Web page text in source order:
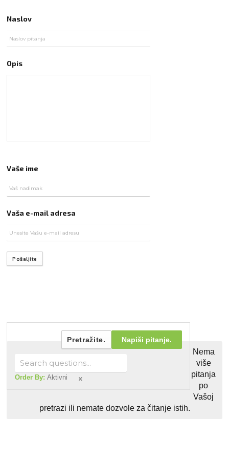
Naslov
Opis
Vaše ime
Vaša e-mail adresa
Pošaljite
Napiši pitanje.
Pretražite.
Order By:Aktivni
Nema
više
pitanja
po
Vašoj
pretrazi ili nemate dozvole za čitanje istih.